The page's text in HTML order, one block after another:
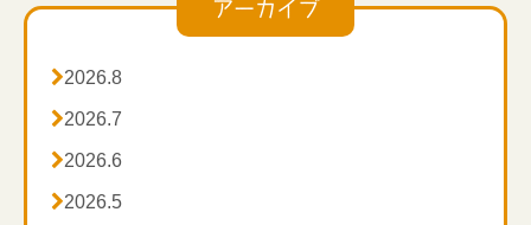
申し訳ございませんでした。
今後とも、このような事態が発生しないよう、再発防
らご連絡いただけますと幸いです。
代替メールアドレス: [h.s.m.ccs352@gmail.com ]
お問い合わせフォーム:
■ 緊急のご連絡
アーカイブ
2026.8
2026.7
2026.6
2026.5